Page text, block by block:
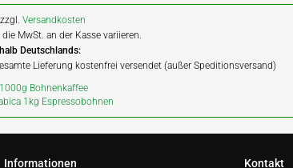
zzgl.Versandkosten
MwSt. an der Kasse variieren.
Deutschlands:
Lieferung kostenfrei versendet (außer Speditionsversand)
Bohnenkaffee
1kg Espressobohnen
Informationen Kontakt